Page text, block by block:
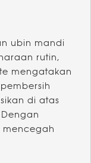
ubin mandi
rutin,
mengatakan
di atas